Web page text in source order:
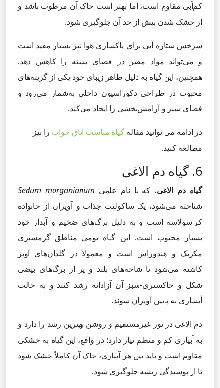
کم‌آبی مقاوم است، اما بهتر است خاک آن مرطوب باشد و
از خشک شدن بیش از حد آن جلوگیری شود.
سرخس ستاره آبی برای پاکسازی هوا نیز بسیار مفید است
و می‌تواند مواد مضر در فضای بسته را کاهش دهد.
همچنین، این گیاه به دلیل ظاهر زیبای خود یکی از گزینه‌های
محبوب در طراحی دکوراسیون داخلی به‌شمار می‌رود و
فضای سبز و آرامش‌بخشی را ایجاد می‌کند.
در ادامه می توانید مقاله گیاه مناسب اتاق خواب را نیز
مطالعه کنید.
6. گیاه دم الاغی
گیاه دم الاغی، که با نام علمی Sedum morganianum
شناخته می‌شود، یک ساکولنت جذاب و آویزان از خانواده
کراسولاسه است و به دلیل برگ‌های ضخیم و آبدار خود
بسیار محبوب است. این گیاه بومی مناطق گرمسیری
مکزیک و هندوراس است و معمولاً در گلدان‌های آویز
کاشته می‌شود تا شاخه‌های بلند و پر از برگ‌های بیضی
شکل و خاکستری-سبز آن آزادانه رشد کنند و به حالت
آبشاری به پایین آویزان شوند.
دم الاغی در نور غیرمستقیم و روشن بهترین رشد را دارد و
به آبیاری کم و منظم نیاز دارد؛ در واقع، این گیاه به خشکی
مقاوم است و باید بین هر آبیاری، خاک آن کاملاً خشک شود
تا از پوسیدگی ریشه جلوگیری شود.